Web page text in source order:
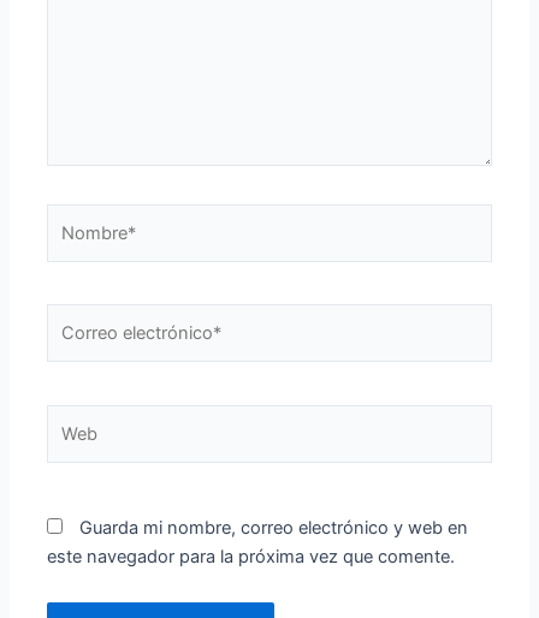
Guarda mi nombre, correo electrónico y web en
este navegador para la próxima vez que comente.